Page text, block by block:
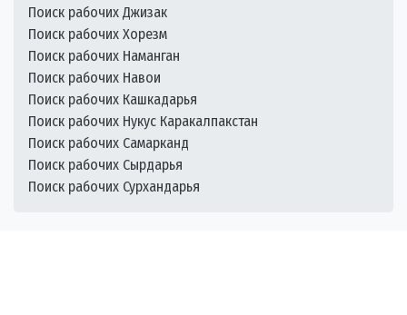
Поиск рабочих Джизак
Поиск рабочих Хорезм
Поиск рабочих Наманган
Поиск рабочих Навои
Поиск рабочих Кашкадарья
Поиск рабочих Нукус Каракалпакстан
Поиск рабочих Самарканд
Поиск рабочих Сырдарья
Поиск рабочих Сурхандарья